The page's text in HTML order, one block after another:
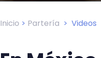
Inicio > Partería > Videos